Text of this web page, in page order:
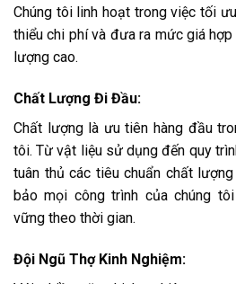
Chúng tôi linh hoạt trong việc tối
thiểu chi phí và đưa ra mức giá
lượng cao.
Chất Lượng Đi Đầu:
Chất lượng là ưu tiên hàng đầu
tôi. Từ vật liệu sử dụng đến quy
tuân thủ các tiêu chuẩn chất
bảo mọi công trình của chúng
vững theo thời gian.
Đội Ngũ Thợ Kinh Nghiệm: